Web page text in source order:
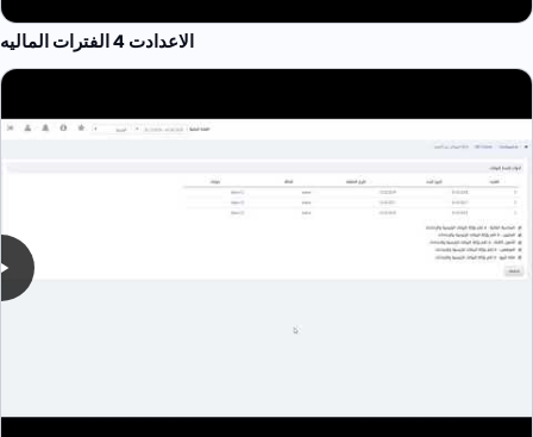
الاعدادت 4 الفترات الماليه